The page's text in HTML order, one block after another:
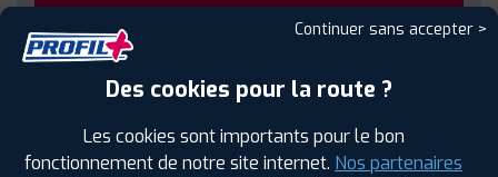
Sous réserve de disponibilité en agence
Continuer sans accepter >
Des cookies pour la route ?
Les cookies sont importants pour le bon
fonctionnement de notre site internet. Nos partenaires